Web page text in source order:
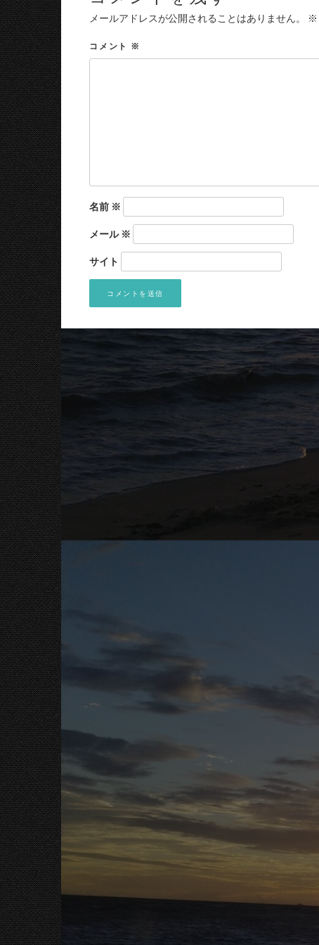
メールアドレスが公開されることはありません。 ※
コメント ※
名前 ※
メール※
サイト